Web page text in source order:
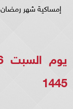
إمساكية شهر رمضان
1445